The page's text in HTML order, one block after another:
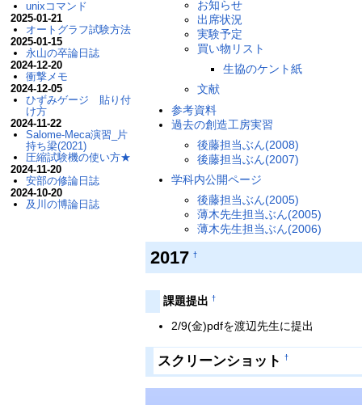
お知らせ
出席状況
実験予定
買い物リスト
生協のケント紙
文献
参考資料
過去の創造工房実習
後藤担当ぶん(2008)
後藤担当ぶん(2007)
学科内公開ページ
後藤担当ぶん(2005)
薄木先生担当ぶん(2005)
薄木先生担当ぶん(2006)
2017 †
課題提出 †
2/9(金)pdfを渡辺先生に提出
スクリーンショット †
unixコマンド
2025-01-21
オートグラフ試験方法
2025-01-15
永山の卒論日誌
2024-12-20
衝撃メモ
2024-12-05
ひずみゲージ 貼り付
け方
2024-11-22
Salome-Meca演習_片
持ち梁(2021)
圧縮試験機の使い方★
2024-11-20
安部の修論日誌
2024-10-20
及川の博論日誌